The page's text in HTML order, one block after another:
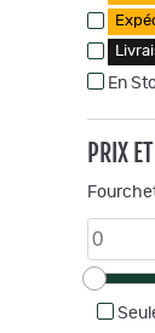
En
PRIX